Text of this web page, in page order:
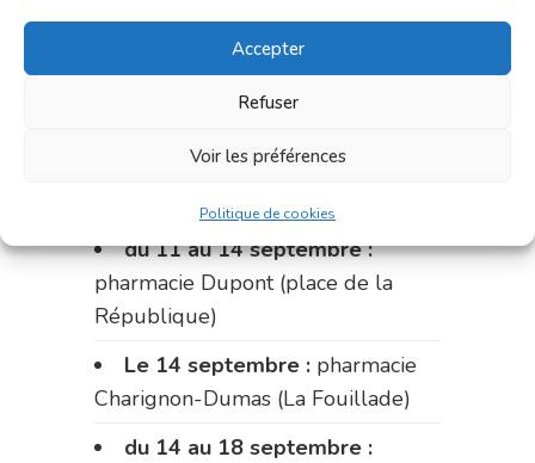
Accepter
Refuser
Voir les préférences
Politique de cookies
Du 31 août au 4 septembre :
pharmacie Charignon-Dumas (La
Fouillade)
pharmacie Carnus (rue Marcellin-
du 11 au 14 septembre :
pharmacie Dupont (place de la
République)
Le 14 septembre : pharmacie
Charignon-Dumas (La Fouillade)
du 14 au 18 septembre :